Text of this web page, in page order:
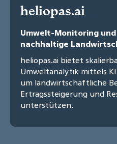
heliopas.ai
Umwelt-Monitoring
nachhaltige
heliopas.ai bietet
Umweltanalytik mittels
um landwirtschaftliche
Ertragssteigerung und
unterstützen.